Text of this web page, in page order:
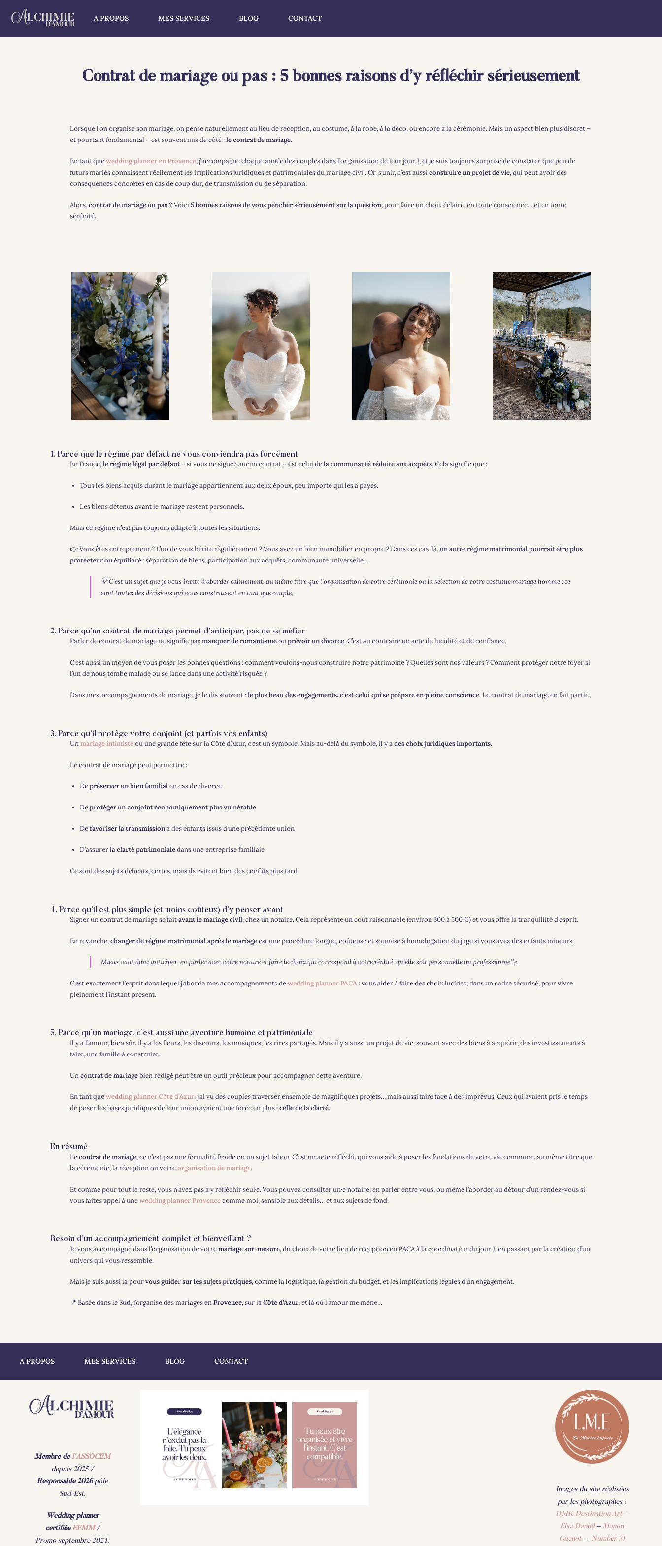
A PROPOS MES SERVICES BLOG CONTACT
Contrat de mariage ou pas : 5 bonnes raisons d’y réfléchir sérieusement
Lorsque l’on organise son mariage, on pense naturellement au lieu de réception, au costume, à la robe, à la déco, ou encore à la cérémonie. Mais un aspect bien plus discret –
et pourtant fondamental – est souvent mis de côté :le contrat de mariage.
En tant quewedding planner en Provence, j’accompagne chaque année des couples dans l’organisation de leur jour J, et je suis toujours surprise de constater que peu de
futurs mariés connaissent réellement les implications juridiques et patrimoniales du mariage civil. Or, s’unir, c’est aussiconstruire un projet de vie, qui peut avoir des
conséquences concrètes en cas de coup dur, de transmission ou de séparation.
Alors,contrat de mariage ou pas ? Voici5 bonnes raisons de vous pencher sérieusement sur la question, pour faire un choix éclairé, en toute conscience… et en toute
sérénité.
1. Parce que le régime par défaut ne vous conviendra pas forcément
En France,le régime légal par défaut– si vous ne signez aucun contrat – est celui dela communauté réduite aux acquêts. Cela signifie que :
Tous les biens acquis durant le mariage appartiennent aux deux époux, peu importe qui les a payés.
Les biens détenus avant le mariage restent personnels.
Mais ce régime n’est pas toujours adapté à toutes les situations.
👉 Vous êtes entrepreneur ? L’un de vous hérite régulièrement ? Vous avez un bien immobilier en propre ? Dans ces cas-là,un autre régime matrimonial pourrait être plus
protecteur ou équilibré: séparation de biens, participation aux acquêts, communauté universelle…
💡 C’est un sujet que je vous invite à aborder calmement, au même titre que l’organisation de votre cérémonie ou la sélection de votre costume mariage homme : ce
sont toutes des décisions qui vous construisent en tant que couple.
2. Parce qu’un contrat de mariage permet d’anticiper, pas de se méfier
Parler de contrat de mariage ne signifie pasmanquer de romantismeouprévoir un divorce. C’est au contraire un acte de lucidité et de confiance.
C’est aussi un moyen de vous poser les bonnes questions : comment voulons-nous construire notre patrimoine ? Quelles sont nos valeurs ? Comment protéger notre foyer si
l’un de nous tombe malade ou se lance dans une activité risquée ?
Dans mes accompagnements de mariage, je le dis souvent :le plus beau des engagements, c’est celui qui se prépare en pleine conscience. Le contrat de mariage en fait partie.
3. Parce qu’il protège votre conjoint (et parfois vos enfants)
Unmariage intimisteou une grande fête sur la Côte d’Azur, c’est un symbole. Mais au-delà du symbole, il y ades choix juridiques importants.
Le contrat de mariage peut permettre :
Depréserver un bien familialen cas de divorce
Deprotéger un conjoint économiquement plus vulnérable
Defavoriser la transmissionà des enfants issus d’une précédente union
D’assurer laclarté patrimonialedans une entreprise familiale
Ce sont des sujets délicats, certes, mais ils évitent bien des conflits plus tard.
4. Parce qu’il est plus simple (et moins coûteux) d’y penser avant
Signer un contrat de mariage se faitavant le mariage civil, chez un notaire. Cela représente un coût raisonnable (environ 300 à 500 €) et vous offre la tranquillité d’esprit.
En revanche,changer de régime matrimonial après le mariageest une procédure longue, coûteuse et soumise à homologation du juge si vous avez des enfants mineurs.
Mieux vaut donc anticiper, en parler avec votre notaire et faire le choix qui correspond à votre réalité, qu’elle soit personnelle ou professionnelle.
C’est exactement l’esprit dans lequel j’aborde mes accompagnements dewedding planner PACA: vous aider à faire des choix lucides, dans un cadre sécurisé, pour vivre
pleinement l’instant présent.
5. Parce qu’un mariage, c’est aussi une aventure humaine et patrimoniale
Il y a l’amour, bien sûr. Il y a les fleurs, les discours, les musiques, les rires partagés. Mais il y a aussi un projet de vie, souvent avec des biens à acquérir, des investissements à
faire, une famille à construire.
Uncontrat de mariagebien rédigé peut être un outil précieux pour accompagner cette aventure.
En tant quewedding planner Côte d’Azur, j’ai vu des couples traverser ensemble de magnifiques projets… mais aussi faire face à des imprévus. Ceux qui avaient pris le temps
de poser les bases juridiques de leur union avaient une force en plus :celle de la clarté.
En résumé
Lecontrat de mariage, ce n’est pas une formalité froide ou un sujet tabou. C’est un acte réfléchi, qui vous aide à poser les fondations de votre vie commune, au même titre que
la cérémonie, la réception ou votreorganisation de mariage.
Et comme pour tout le reste, vous n’avez pas à y réfléchir seul·e. Vous pouvez consulter un·e notaire, en parler entre vous, ou même l’aborder au détour d’un rendez-vous si
vous faites appel à unewedding planner Provence comme moi, sensible aux détails… et aux sujets de fond.
Besoin d’un accompagnement complet et bienveillant ?
Je vous accompagne dans l’organisation de votremariage sur-mesure, du choix de votre lieu de réception en PACA à la coordination du jour J, en passant par la création d’un
univers qui vous ressemble.
Mais je suis aussi là pourvous guider sur les sujets pratiques, comme la logistique, la gestion du budget, et les implications légales d’un engagement.
📍 Basée dans le Sud, j’organise des mariages enProvence, sur laCôte d’Azur, et là où l’amour me mène…
A PROPOS MES SERVICES BLOG CONTACT
Membre de l’ASSOCEM
depuis 2025 /
Responsable 2026pôle
Sud-Est.
Wedding planner
certifiée EFMM/
Promo septembre 2024.
Images du site réalisées
par les photographes :
DMK Destination Art –
Elsa Daniel– Manon
Guenot– Number 31